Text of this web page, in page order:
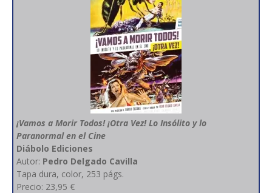
¡Vamos a Morir Todos! ¡Otra Vez! Lo Insólito y lo
Paranormal en el Cine
Diábolo Ediciones
Autor: Pedro Delgado Cavilla
Tapa dura, color, 253 págs.
Precio: 23,95 €